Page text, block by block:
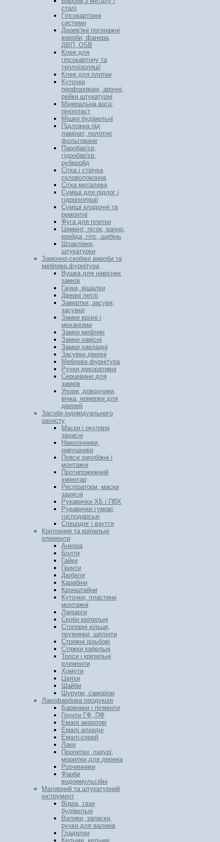
сталі
Гіпсокартонні
системи
Дерев'яні погонажні
вироби, фанера,
ДВП, OSB
Клея для
гіпсокартону та
теплоізоляції
Клея для плитки
Куточки
перфоровані, арочні,
рейки штукатурні
Мінеральна вата,
пінопласт
Мішки будівельні
Підложка під
ламінат, полотно
фольговане
Паробар'єр,
гідробар'єр,
руберойд
Сітка і стрічка
скловолоконна
Сітка металева
Суміші для підлог і
гідроізоляції
Суміші кладочні та
ремонтні
Фуга для плитки
Цемент, пісок, вапно,
крейда, гіпс, щебінь
Шпаклівки,
штукатурки
Замочно-скобяні вироби та
меблева фурнітура
Вушка для навісних
замків
Гачки, вішалки
Дверні петлі
Завертки, засуви,
засувки
Замки врізні і
механізми
Замки меблеві
Замки навісні
Замки накладні
Засувки дверні
Меблева фурнітура
Ручки декоративні
Серцевини для
замків
Упори, доводчики,
вічка, номерки для
дверей
Засоби індивідуального
захисту
Маски і окуляри
захисні
Наколінники,
навушники
Пояси запобіжні і
монтажні
Протипожежний
інвентар
Респіратори, маски
захисні
Рукавички ХБ і ПВХ
Рукавички гумові,
господарські
Спецодяг і взуття
Кріплення та кріпильні
елементи
Анкера
Болти
Гайки
Гвинти
Дюбеля
Карабіни
Кронштейни
Куточки, пластини
монтажні
Ланцюги
Скоби кріпильні
Стопорні кільця,
пружинки, шплінти
Стрижні різьбові
Стяжки кабельні
Троси і кріпильні
елементи
Хомути
Цвяхи
Шайби
Шурупи, саморізи
Лакофарбова продукція
Барвники і пігменти
Грунти ГФ, ПФ
Емалі акрилові
Емалі алкидні
Емалі-спрей
Лаки
Пропитки, лазурі,
морилки для дерева
Розчинники
Фарби
водоемульсійні
Малярний та штукатурний
інструмент
Відра, тази
будівельні
Валики, запаски,
ручки для валиків
Гладилки
Кельми, кельми,